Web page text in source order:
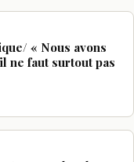
« Nous avons
ne faut surtout pas